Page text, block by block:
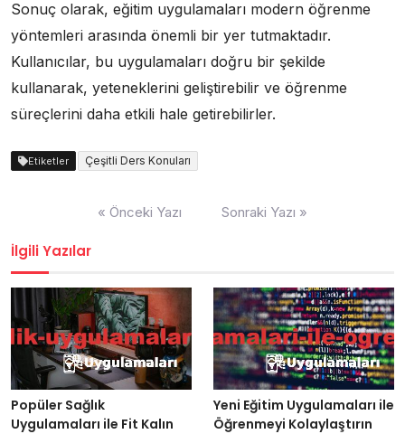
Sonuç olarak, eğitim uygulamaları modern öğrenme
yöntemleri arasında önemli bir yer tutmaktadır.
Kullanıcılar, bu uygulamaları doğru bir şekilde
kullanarak, yeteneklerini geliştirebilir ve öğrenme
süreçlerini daha etkili hale getirebilirler.
Etiketler Çeşitli Ders Konuları
« Önceki Yazı Sonraki Yazı »
İlgili Yazılar
Popüler Sağlık
Uygulamaları ile Fit Kalın
Yeni Eğitim Uygulamaları ile
Öğrenmeyi Kolaylaştırın